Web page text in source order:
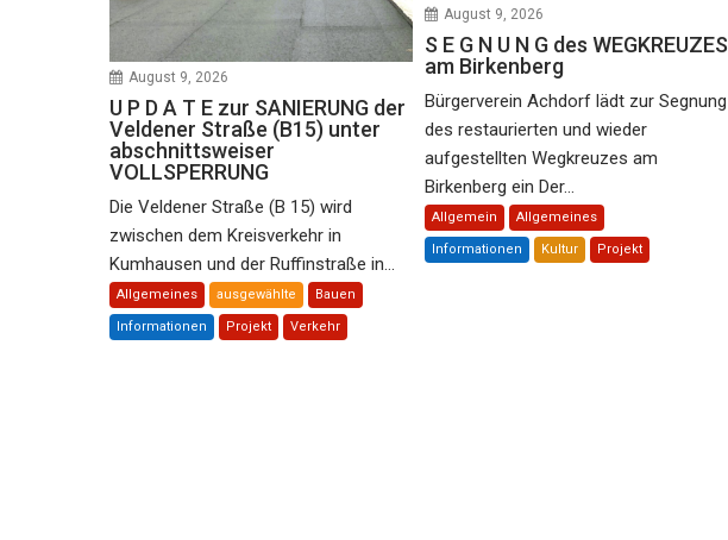
August 9, 2026
U P D A T E zur SANIERUNG der
Veldener Straße (B15) unter
abschnittsweiser
VOLLSPERRUNG
Die Veldener Straße (B 15) wird
zwischen dem Kreisverkehr in
Kumhausen und der Ruffinstraße in...
Allgemeines ausgewählte Bauen
Informationen Projekt Verkehr
August 9, 2026
S E G N U N G des WEGKREUZES
am Birkenberg
Bürgerverein Achdorf lädt zur Segnung
des restaurierten und wieder
aufgestellten Wegkreuzes am
Birkenberg ein Der...
Allgemein Allgemeines
Informationen Kultur Projekt